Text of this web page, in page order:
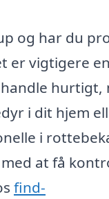
og har du
er vigtigere
hurtigt,
i dit hjem
i
at få
find-